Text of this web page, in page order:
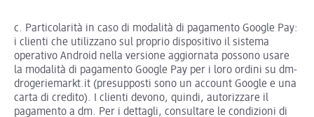
c. Particolarità in caso di modalità di pagamento Google Pay:
i clienti che utilizzano sul proprio dispositivo il sistema
operativo Android nella versione aggiornata possono usare
la modalità di pagamento Google Pay per i loro ordini su dm-
drogeriemarkt.it (presupposti sono un account Google e una
carta di credito). I clienti devono, quindi, autorizzare il
pagamento a dm. Per i dettagli, consultare le condizioni di